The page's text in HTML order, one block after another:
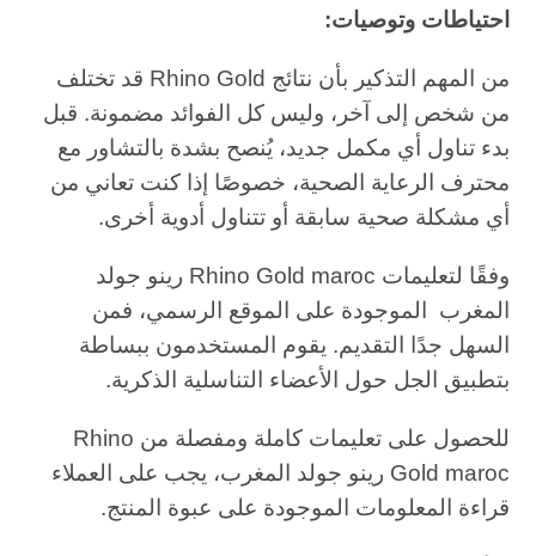
احتياطات وتوصيات:
من المهم التذكير بأن نتائج Rhino Gold قد تختلف
من شخص إلى آخر، وليس كل الفوائد مضمونة. قبل
بدء تناول أي مكمل جديد، يُنصح بشدة بالتشاور مع
محترف الرعاية الصحية، خصوصًا إذا كنت تعاني من
أي مشكلة صحية سابقة أو تتناول أدوية أخرى.
وفقًا لتعليمات Rhino Gold maroc رينو جولد
المغرب الموجودة على الموقع الرسمي، فمن
السهل جدًا التقديم. يقوم المستخدمون ببساطة
بتطبيق الجل حول الأعضاء التناسلية الذكرية.
للحصول على تعليمات كاملة ومفصلة من Rhino
Gold maroc رينو جولد المغرب، يجب على العملاء
قراءة المعلومات الموجودة على عبوة المنتج.